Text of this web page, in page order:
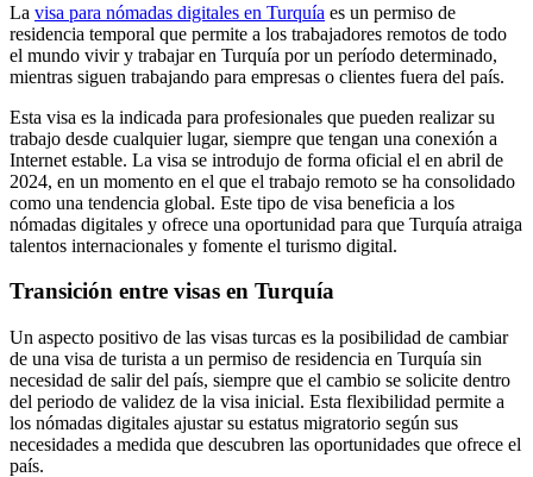
La visa para nómadas digitales en Turquía es un permiso de
residencia temporal que permite a los trabajadores remotos de todo
el mundo vivir y trabajar en Turquía por un período determinado,
mientras siguen trabajando para empresas o clientes fuera del país.
Esta visa es la indicada para profesionales que pueden realizar su
trabajo desde cualquier lugar, siempre que tengan una conexión a
Internet estable. La visa se introdujo de forma oficial el en abril de
2024, en un momento en el que el trabajo remoto se ha consolidado
como una tendencia global. Este tipo de visa beneficia a los
nómadas digitales y ofrece una oportunidad para que Turquía atraiga
talentos internacionales y fomente el turismo digital.
Transición entre visas en Turquía
Un aspecto positivo de las visas turcas es la posibilidad de cambiar
de una visa de turista a un permiso de residencia en Turquía sin
necesidad de salir del país, siempre que el cambio se solicite dentro
del periodo de validez de la visa inicial. Esta flexibilidad permite a
los nómadas digitales ajustar su estatus migratorio según sus
necesidades a medida que descubren las oportunidades que ofrece el
país.